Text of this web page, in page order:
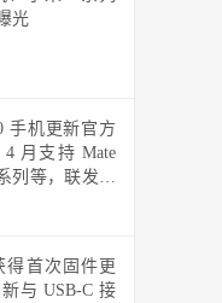
光
手机更新官方
月支持 Mate
列等，联发科
得首次固件更
与 USB-C 接